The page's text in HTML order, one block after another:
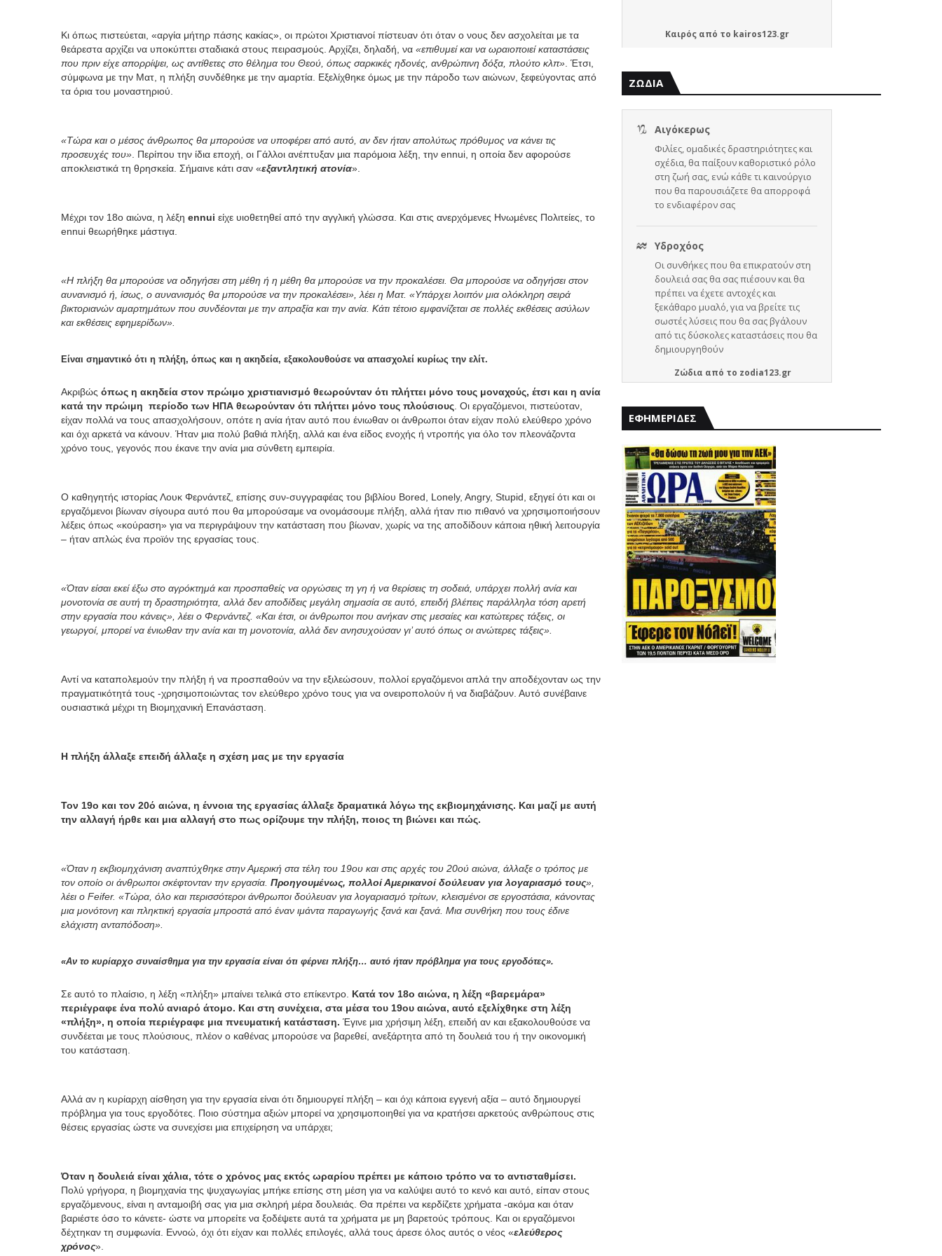
Κι όπως πιστεύεται, «αργία μήτηρ πάσης κακίας», οι πρώτοι Χριστιανοί πίστευαν ότι όταν ο νους δεν ασχολείται με τα
θεάρεστα αρχίζει να υποκύπτει σταδιακά στους πειρασμούς. Αρχίζει, δηλαδή, να «επιθυμεί και να ωραιοποιεί καταστάσεις
που πριν είχε απορρίψει, ως αντίθετες στο θέλημα του Θεού, όπως σαρκικές ηδονές, ανθρώπινη δόξα, πλούτο κλπ» . Έτσι,
σύμφωνα με την Ματ, η πλήξη συνδέθηκε με την αμαρτία. Εξελίχθηκε όμως με την πάροδο των αιώνων, ξεφεύγοντας από
τα όρια του μοναστηριού.
«Τώρα και ο μέσος άνθρωπος θα μπορούσε να υποφέρει από αυτό, αν δεν ήταν απολύτως πρόθυμος να κάνει τις
προσευχές του» . Περίπου την ίδια εποχή, οι Γάλλοι ανέπτυξαν μια παρόμοια λέξη, την ennui, η οποία δεν αφορούσε
αποκλειστικά τη θρησκεία. Σήμαινε κάτι σαν «εξαντλητική ατονία».
Μέχρι τον 18ο αιώνα, η λέξη ennui είχε υιοθετηθεί από την αγγλική γλώσσα. Και στις ανερχόμενες Ηνωμένες Πολιτείες, το
ennui θεωρήθηκε μάστιγα.
«Η πλήξη θα μπορούσε να οδηγήσει στη μέθη ή η μέθη θα μπορούσε να την προκαλέσει. Θα μπορούσε να οδηγήσει στον
αυνανισμό ή, ίσως, ο αυνανισμός θα μπορούσε να την προκαλέσει», λέει η Ματ. «Υπάρχει λοιπόν μια ολόκληρη σειρά
βικτοριανών αμαρτημάτων που συνδέονται με την απραξία και την ανία. Κάτι τέτοιο εμφανίζεται σε πολλές εκθέσεις ασύλων
και εκθέσεις εφημερίδων».
Είναι σημαντικό ότι η πλήξη, όπως και η ακηδεία, εξακολουθούσε να απασχολεί κυρίως την ελίτ.
Ακριβώς όπως η ακηδεία στον πρώιμο χριστιανισμό θεωρούνταν ότι πλήττει μόνο τους μοναχούς, έτσι και η ανία
κατά την πρώιμη περίοδο των ΗΠΑ θεωρούνταν ότι πλήττει μόνο τους πλούσιους . Οι εργαζόμενοι, πιστεύοταν,
είχαν πολλά να τους απασχολήσουν, οπότε η ανία ήταν αυτό που ένιωθαν οι άνθρωποι όταν είχαν πολύ ελεύθερο χρόνο
και όχι αρκετά να κάνουν. Ήταν μια πολύ βαθιά πλήξη, αλλά και ένα είδος ενοχής ή ντροπής για όλο τον πλεονάζοντα
χρόνο τους, γεγονός που έκανε την ανία μια σύνθετη εμπειρία.
Ο καθηγητής ιστορίας Λουκ Φερνάντεζ, επίσης συν-συγγραφέας του βιβλίου Bored, Lonely, Angry, Stupid, εξηγεί ότι και οι
εργαζόμενοι βίωναν σίγουρα αυτό που θα μπορούσαμε να ονομάσουμε πλήξη, αλλά ήταν πιο πιθανό να χρησιμοποιήσουν
λέξεις όπως «κούραση» για να περιγράψουν την κατάσταση που βίωναν, χωρίς να της αποδίδουν κάποια ηθική λειτουργία
– ήταν απλώς ένα προϊόν της εργασίας τους.
«Όταν είσαι εκεί έξω στο αγρόκτημά και προσπαθείς να οργώσεις τη γη ή να θερίσεις τη σοδειά, υπάρχει πολλή ανία και
μονοτονία σε αυτή τη δραστηριότητα, αλλά δεν αποδίδεις μεγάλη σημασία σε αυτό, επειδή βλέπεις παράλληλα τόση αρετή
στην εργασία που κάνεις», λέει ο Φερνάντεζ. «Και έτσι, οι άνθρωποι που ανήκαν στις μεσαίες και κατώτερες τάξεις, οι
γεωργοί, μπορεί να ένιωθαν την ανία και τη μονοτονία, αλλά δεν ανησυχούσαν γι’ αυτό όπως οι ανώτερες τάξεις».
Αντί να καταπολεμούν την πλήξη ή να προσπαθούν να την εξιλεώσουν, πολλοί εργαζόμενοι απλά την αποδέχονταν ως την
πραγματικότητά τους -χρησιμοποιώντας τον ελεύθερο χρόνο τους για να ονειροπολούν ή να διαβάζουν. Αυτό συνέβαινε
ουσιαστικά μέχρι τη Βιομηχανική Επανάσταση.
Η πλήξη άλλαξε επειδή άλλαξε η σχέση μας με την εργασία
Τον 19ο και τον 20ό αιώνα, η έννοια της εργασίας άλλαξε δραματικά λόγω της εκβιομηχάνισης. Και μαζί με αυτή
την αλλαγή ήρθε και μια αλλαγή στο πως ορίζουμε την πλήξη, ποιος τη βιώνει και πώς.
«Όταν η εκβιομηχάνιση αναπτύχθηκε στην Αμερική στα τέλη του 19ου και στις αρχές του 20ού αιώνα, άλλαξε ο τρόπος με
τον οποίο οι άνθρωποι σκέφτονταν την εργασία. Προηγουμένως, πολλοί Αμερικανοί δούλευαν για λογαριασμό τους»,
λέει ο Feifer. «Τώρα, όλο και περισσότεροι άνθρωποι δούλευαν για λογαριασμό τρίτων, κλεισμένοι σε εργοστάσια, κάνοντας
μια μονότονη και πληκτική εργασία μπροστά από έναν ιμάντα παραγωγής ξανά και ξανά. Μια συνθήκη που τους έδινε
ελάχιστη ανταπόδοση».
«Αν το κυρίαρχο συναίσθημα για την εργασία είναι ότι φέρνει πλήξη… αυτό ήταν πρόβλημα για τους εργοδότες».
Σε αυτό το πλαίσιο, η λέξη «πλήξη» μπαίνει τελικά στο επίκεντρο. Κατά τον 18ο αιώνα, η λέξη «βαρεμάρα»
περιέγραφε ένα πολύ ανιαρό άτομο. Και στη συνέχεια, στα μέσα του 19ου αιώνα, αυτό εξελίχθηκε στη λέξη
«πλήξη», η οποία περιέγραφε μια πνευματική κατάσταση. Έγινε μια χρήσιμη λέξη, επειδή αν και εξακολουθούσε να
συνδέεται με τους πλούσιους, πλέον ο καθένας μπορούσε να βαρεθεί, ανεξάρτητα από τη δουλειά του ή την οικονομική
του κατάσταση.
Αλλά αν η κυρίαρχη αίσθηση για την εργασία είναι ότι δημιουργεί πλήξη – και όχι κάποια εγγενή αξία – αυτό δημιουργεί
πρόβλημα για τους εργοδότες. Ποιο σύστημα αξιών μπορεί να χρησιμοποιηθεί για να κρατήσει αρκετούς ανθρώπους στις
θέσεις εργασίας ώστε να συνεχίσει μια επιχείρηση να υπάρχει;
Όταν η δουλειά είναι χάλια, τότε ο χρόνος μας εκτός ωραρίου πρέπει με κάποιο τρόπο να το αντισταθμίσει.
Πολύ γρήγορα, η βιομηχανία της ψυχαγωγίας μπήκε επίσης στη μέση για να καλύψει αυτό το κενό και αυτό, είπαν στους
εργαζόμενους, είναι η ανταμοιβή σας για μια σκληρή μέρα δουλειάς. Θα πρέπει να κερδίζετε χρήματα -ακόμα και όταν
βαριέστε όσο το κάνετε- ώστε να μπορείτε να ξοδέψετε αυτά τα χρήματα με μη βαρετούς τρόπους. Και οι εργαζόμενοι
δέχτηκαν τη συμφωνία. Εννοώ, όχι ότι είχαν και πολλές επιλογές, αλλά τους άρεσε όλος αυτός ο νέος «ελεύθερος
χρόνος».
Καιρόςαπό το kairos123.gr
ΖΩΔΙΑ
Ζώδια από το zodia123.gr
ΕΦΗΜΕΡΙΔΕΣ